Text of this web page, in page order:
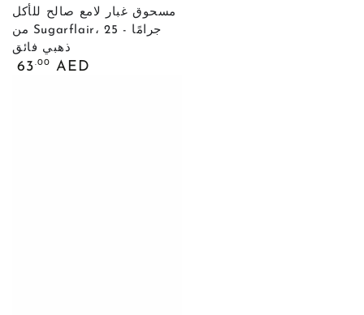
مسحوق غبار لامع صالح للأكل
من Sugarflair، 25 جرامًا -
ذهبي فائق
السعر
63.00 AED